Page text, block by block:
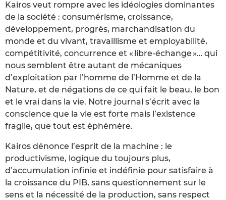
Kairos veut rompre avec les idéologies dominantes
de la société : consumérisme, croissance,
développement, progrès, marchandisation du
monde et du vivant, travaillisme et employabilité,
compétitivité, concurrence et « libre-échange »… qui
nous semblent être autant de mécaniques
d’exploitation par l’homme de l’Homme et de la
Nature, et de négations de ce qui fait le beau, le bon
et le vrai dans la vie. Notre journal s’écrit avec la
conscience que la vie est forte mais l’existence
fragile, que tout est éphémère.
Kairos dénonce l’esprit de la machine : le
productivisme, logique du toujours plus,
d’accumulation infinie et indéfinie pour satisfaire à
la croissance du PIB, sans questionnement sur le
sens et la nécessité de la production, sans respect